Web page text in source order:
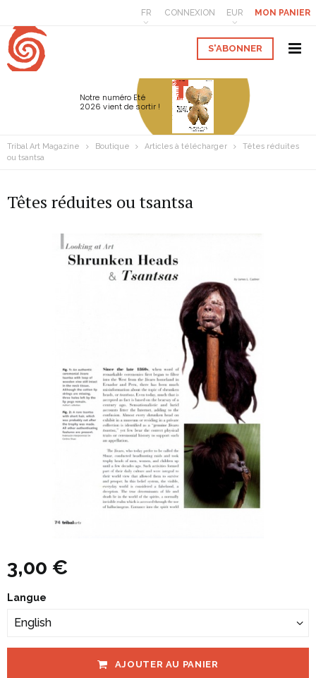
FR CONNEXION EUR MON PANIER
S'ABONNER
Notre numéro Eté
2026 vient de sortir !
Tribal Art Magazine Boutique Articles à télécharger
Têtes réduites
ou tsantsa
Têtes réduites ou tsantsa
3,00 €
Langue
English
AJOUTER AU PANIER